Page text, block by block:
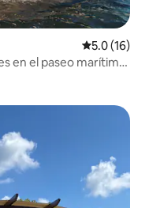
Calificación
5.0 (16)
en el paseo marítimo